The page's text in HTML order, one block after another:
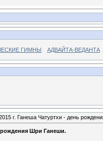
ГИМНЫ АДВАЙТА-ВЕДАНТА
г. Ганеша Чатуртхи - день
рождения Шри Ганеши.